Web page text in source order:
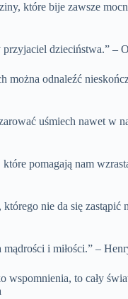
które bije zawsze
przyjaciel dzieciństwa.” –
można odnaleźć
uśmiech nawet w
które pomagają nam
którego nie da się
mądrości i miłości.” –
wspomnienia, to cały